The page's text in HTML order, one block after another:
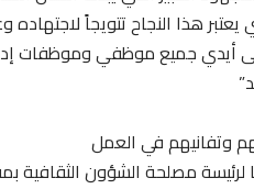
هذا النجاح تتويجاً لاجتهاده
أيدي جميع موظفي وموظفات
وتفانيهم في العمل
لرئيسة مصلحة الشؤون